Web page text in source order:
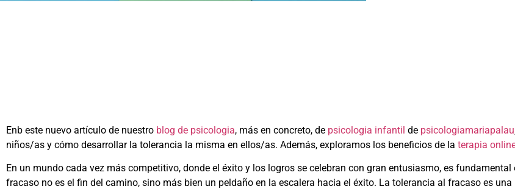
Enb este nuevo artículo de nuestro blog de psicologia, más en concreto, de psicologia infantil de psicologiamariapalau
niños/as y cómo desarrollar la tolerancia la misma en ellos/as. Además, exploramos los beneficios de la terapia
En un mundo cada vez más competitivo, donde el éxito y los logros se celebran con gran entusiasmo, es
fracaso no es el fin del camino, sino más bien un peldaño en la escalera hacia el éxito. La tolerancia al fracaso es